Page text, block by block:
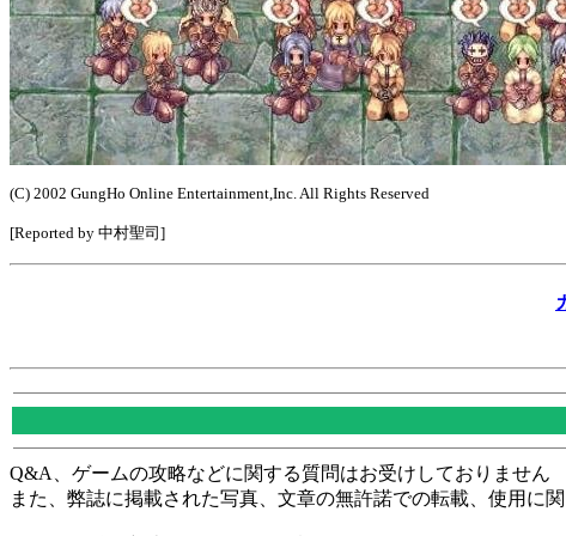
(C) 2002 GungHo Online Entertainment,Inc. All Rights Reserved
[Reported by 中村聖司]
Q&A、ゲームの攻略などに関する質問はお受けしておりません
また、弊誌に掲載された写真、文章の無許諾での転載、使用に